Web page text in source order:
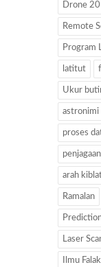
Drone
Remote
Program
latitut
Ukur
astronimi
proses
penjagaan
arah
Ramalan
Laser
Ilmu Falak